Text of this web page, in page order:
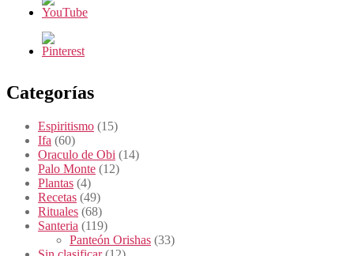
Categorías
Espiritismo (15)
Ifa (60)
Oraculo de Obi (14)
Palo Monte (12)
Plantas (4)
Recetas (49)
Rituales (68)
Santeria (119)
Panteón Orishas (33)